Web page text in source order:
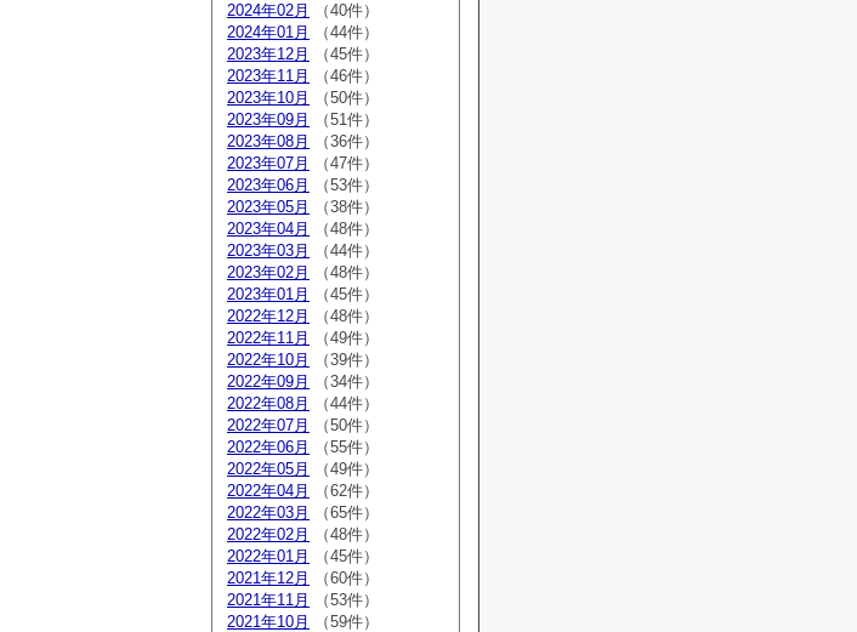
2024年02月
（40件）
2024年01月
（44件）
2023年12月
（45件）
2023年11月
（46件）
2023年10月
（50件）
2023年09月
（51件）
2023年08月
（36件）
2023年07月
（47件）
2023年06月
（53件）
2023年05月
（38件）
2023年04月
（48件）
2023年03月
（44件）
2023年02月
（48件）
2023年01月
（45件）
2022年12月
（48件）
2022年11月
（49件）
2022年10月
（39件）
2022年09月
（34件）
2022年08月
（44件）
2022年07月
（50件）
2022年06月
（55件）
2022年05月
（49件）
2022年04月
（62件）
2022年03月
（65件）
2022年02月
（48件）
2022年01月
（45件）
2021年12月
（60件）
2021年11月
（53件）
2021年10月
（59件）